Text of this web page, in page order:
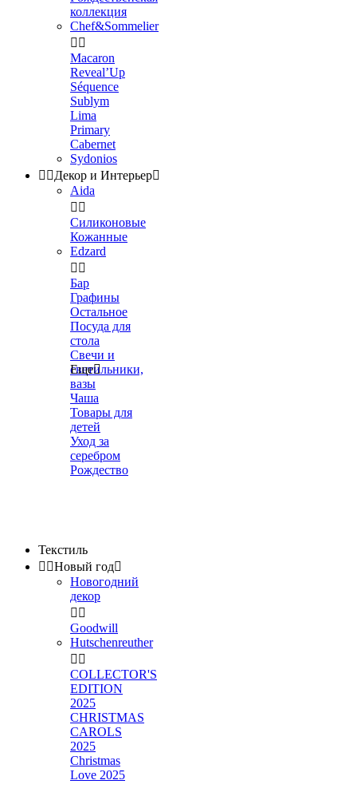
коллекция
Chef&Sommelier
 
Macaron
Reveal’Up
Séquence
Sublym
Lima
Primary
Cabernet
Sydonios
 Декор и Интерьер
Aida
 
Силиконовые
Кожанные
Edzard
 
Бар
Графины
Остальное
Посуда для
стола
Свечи и
светильники,
вазы
Чаша
Товары для
детей
Уход за
серебром
Рождество
Еще
Текстиль
 Новый год
Новогодний
декор
 
Goodwill
Hutschenreuther
 
COLLECTOR'S
EDITION
2025
CHRISTMAS
CAROLS
2025
Christmas
Love 2025